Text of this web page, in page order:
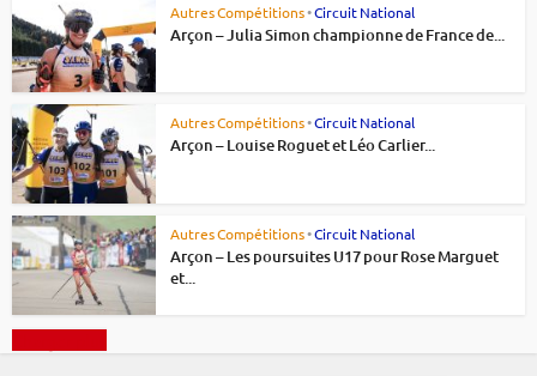
Autres Compétitions•Circuit National
Arçon – Julia Simon championne de France de...
Autres Compétitions•Circuit National
Arçon – Louise Roguet et Léo Carlier...
Autres Compétitions•Circuit National
Arçon – Les poursuites U17 pour Rose Marguet
et...